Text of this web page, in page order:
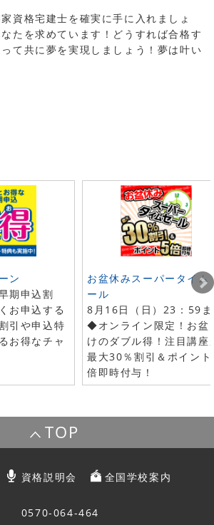
資格宅建士を確実に手に入れましょ
たを求めています！どうすれば合格す
て共に夢を実現しましょう！夢は叶い
ン
期申込割
お申込する
引や申込特
お得なチャ
お盆休みスーパータイム
ール
8月16日（日）23：59
◆オンライン限定！お盆
けのダブル得！注目講座
最大30％割引＆ポイン
倍即時付与！
TOP
資格説明会 全国学校案内
0570-064-464